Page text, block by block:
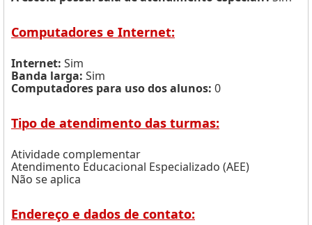
Computadores e Internet:
Internet: Sim
Banda larga: Sim
Computadores para uso dos alunos: 0
Tipo de atendimento das turmas:
Atividade complementar
Atendimento Educacional Especializado (AEE)
Não se aplica
Endereço e dados de contato: